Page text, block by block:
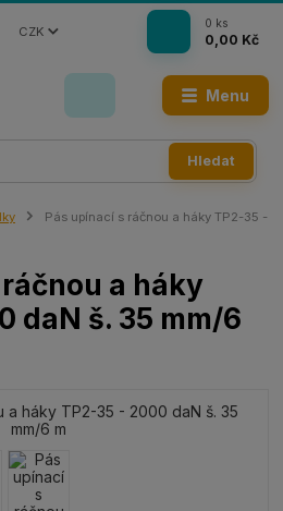
Menu
CZK
Hledat
0 ks
0,00 Kč
Pás upínací s ráčnou a háky TP2-35 -
a háky
daN š. 35 mm/6